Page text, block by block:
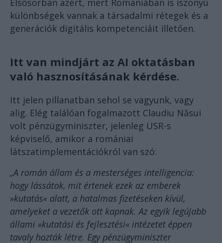
Elsősorban azért, mert Romániában is iszonyú
különbségek vannak a társadalmi rétegek és a
generációk digitális kompetenciáit illetően.
Itt van mindjárt az AI oktatásban
való hasznosításának kérdése.
Itt jelen pillanatban sehol se vagyunk, vagy
alig. Elég találóan fogalmazott Claudiu Năsui
volt pénzügyminiszter, jelenleg USR-s
képviselő, amikor a romániai
látszatimplementációkról van szó:
„A román állam és a mesterséges intelligencia:
hogy lássátok, mit értenek ezek az emberek
»kutatás« alatt, a hatalmas fizetéseken kívül,
amelyeket a vezetők ott kapnak. Az egyik legújabb
állami »kutatási és fejlesztési« intézetet éppen
tavaly hozták létre. Egy pénzügyminiszter